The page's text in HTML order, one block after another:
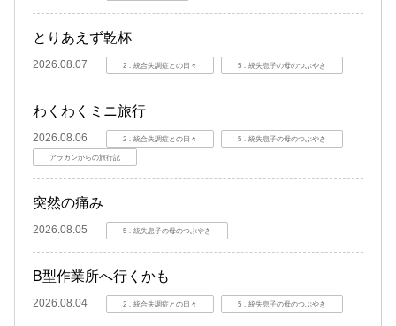
とりあえず乾杯
2026.08.07 2．統合失調症との日々 5．統失息子の母のつぶやき
わくわくミニ旅行
2026.08.06 2．統合失調症との日々 5．統失息子の母のつぶやき
アラカンからの旅行記
突然の痛み
2026.08.05 5．統失息子の母のつぶやき
B型作業所へ行くかも
2026.08.04 2．統合失調症との日々 5．統失息子の母のつぶやき